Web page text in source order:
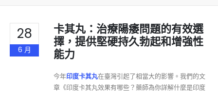
28
6 月
卡其丸：治療陽痿問題的有效選
擇，提供堅硬持久勃起和增強性
能力
今年印度卡其丸在臺灣引起了相當大的影響。我們的文
章《印度卡其丸效果有哪些？藥師為你詳解什麼是印度